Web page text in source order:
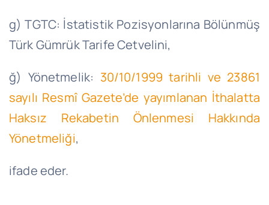
g) TGTC: İstatistik Pozisyonlarına Bölünmüş
Türk Gümrük Tarife Cetvelini,
ğ) Yönetmelik: 30/10/1999 tarihli ve 23861
sayılı Resmî Gazete’de yayımlanan İthalatta
Haksız Rekabetin Önlenmesi Hakkında
Yönetmeliği,
ifadeeder.